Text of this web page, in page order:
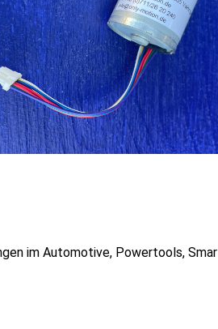
im Automotive, Powertools,